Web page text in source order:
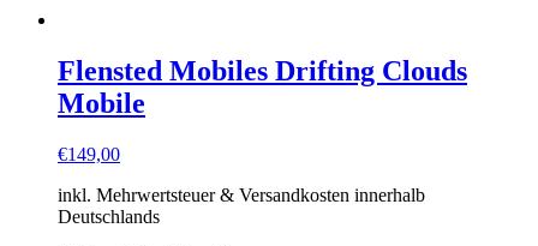
Flensted Mobiles Drifting Clouds
Mobile
€149,00
inkl. Mehrwertsteuer & Versandkosten innerhalb
Deutschlands